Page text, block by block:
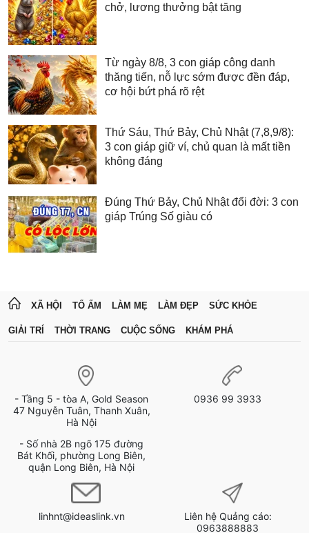
chở, lương thưởng bật tăng
Từ ngày 8/8, 3 con giáp công danh
thăng tiến, nỗ lực sớm được đền đáp,
cơ hội bứt phá rõ rệt
Thứ Sáu, Thứ Bảy, Chủ Nhật (7,8,9/8):
3 con giáp giữ ví, chủ quan là mất tiền
không đáng
Đúng Thứ Bảy, Chủ Nhật đổi đời: 3 con
giáp Trúng Số giàu có
XÃ HỘI TỔ ẤM LÀM MẸ LÀM ĐẸP SỨC KHỎE
GIẢI TRÍ THỜI TRANG CUỘC SỐNG KHÁM PHÁ
- Tầng 5 - tòa A, Gold Season
47 Nguyễn Tuân, Thanh Xuân,
Hà Nội
- Số nhà 2B ngõ 175 đường
Bát Khối, phường Long Biên,
quận Long Biên, Hà Nội
0936 99 3933
linhnt@ideaslink.vn
Liên hệ Quảng cáo:
0963888883